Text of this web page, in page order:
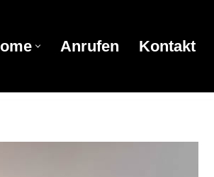
Anrufen Kontakt